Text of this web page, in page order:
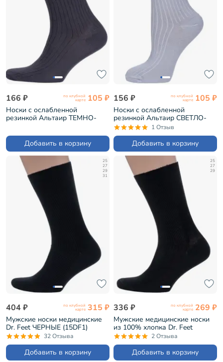
166 ₽ по клубной
карте 105 ₽
Носки с ослабленной
резинкой Альтаир ТЕМНО-
Добавить в корзину
156 ₽ по клубной
карте 105 ₽
Носки с ослабленной
резинкой Альтаир СВЕТЛО-
СЕРЫЕ (А205)1 Отзыв
Добавить в корзину
25
27
29
31
404 ₽ по клубной
карте 315 ₽
Мужские носки медицинские
Dr. Feet ЧЕРНЫЕ (15DF1)
32 Отзыва
Добавить в корзину
25
27
29
336 ₽ по клубной
карте 269 ₽
Мужские медицинские носки
из 100% хлопка Dr. Feet
ЧЕРНЫЕ (15DF2)
2 Отзыва
Добавить в корзину